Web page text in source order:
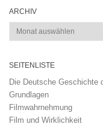
ARCHIV
Archiv
SEITENLISTE
Die Deutsche Geschichte
Grundlagen
Filmwahrnehmung
Film und Wirklichkeit